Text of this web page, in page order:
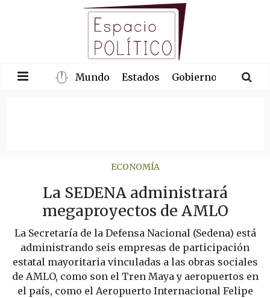
Mundo Estados Gobierno
ECONOMÍA
La SEDENA administrará
megaproyectos de AMLO
La Secretaría de la Defensa Nacional (Sedena) está
administrando seis empresas de participación
estatal mayoritaria vinculadas a las obras sociales
de AMLO, como son el Tren Maya y aeropuertos en
el país, como el Aeropuerto Internacional Felipe